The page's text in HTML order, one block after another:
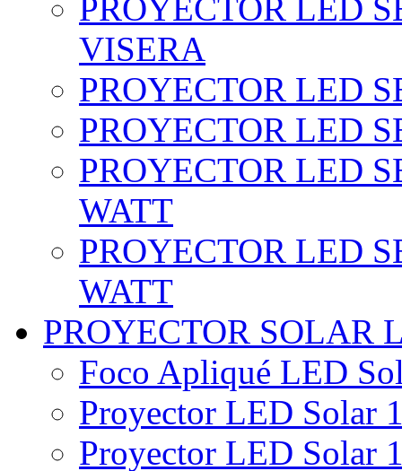
PROYECTOR LED
VISERA
PROYECTOR LED
PROYECTOR LED
PROYECTOR LED
WATT
PROYECTOR LED
WATT
PROYECTOR SOLAR
Foco Apliqué LED
Proyector LED Solar
Proyector LED Solar